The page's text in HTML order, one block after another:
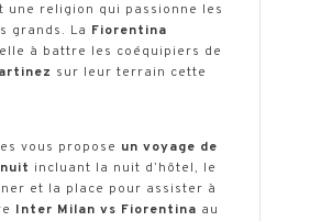
une religion qui passionne les
grands. La Fiorentina
à battre les coéquipiers de
sur leur terrain cette
vous propose un voyage de
incluant la nuit d’hôtel, le
et la place pour assister à
Inter Milan vs Fiorentina au